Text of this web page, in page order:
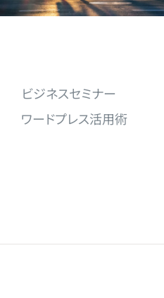
ビジネスセミナー
ワードプレス活用術